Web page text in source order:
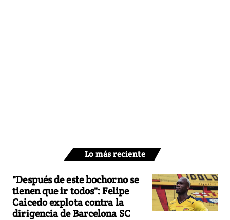
Lo más reciente
"Después de este bochorno se
tienen que ir todos": Felipe
Caicedo explota contra la
dirigencia de Barcelona SC